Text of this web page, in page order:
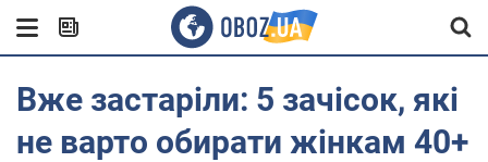
Вже застаріли: 5 зачісок, які
не варто обирати жінкам 40+